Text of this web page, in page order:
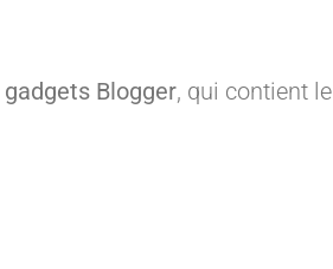
Blogger, qui contient le